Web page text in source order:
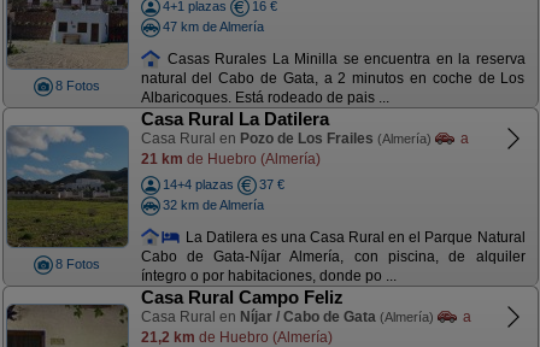
8 Fotos
4+1 plazas
16 €
47 km de Almería
Casas Rurales La Minilla se encuentra en la reserva
natural del Cabo de Gata, a 2 minutos en coche de Los
Albaricoques. Está rodeado de pais ...
8 Fotos
Casa Rural La Datilera
Casa Rural en Pozo de Los Frailes (Almería)
a
21 km de Huebro (Almería)
14+4 plazas
37 €
32 km de Almería
La Datilera es una Casa Rural en el Parque Natural
Cabo de Gata-Níjar Almería, con piscina, de alquiler
íntegro o por habitaciones, donde po ...
Casa Rural Campo Feliz
Casa Rural en Níjar / Cabo de Gata (Almería)
a
21,2 km de Huebro (Almería)